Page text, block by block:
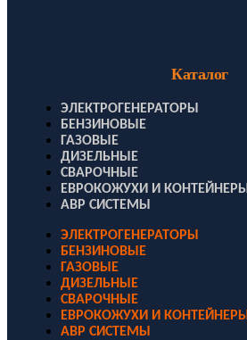
Каталог
ЭЛЕКТРОГЕНЕРАТОРЫ
БЕНЗИНОВЫЕ
ГАЗОВЫЕ
ДИЗЕЛЬНЫЕ
СВАРОЧНЫЕ
ЕВРОКОЖУХИ И КОНТЕЙНЕРЫ
АВР СИСТЕМЫ
ЭЛЕКТРОГЕНЕРАТОРЫ
БЕНЗИНОВЫЕ
ГАЗОВЫЕ
ДИЗЕЛЬНЫЕ
СВАРОЧНЫЕ
ЕВРОКОЖУХИ И КОНТЕЙНЕРЫ
АВР СИСТЕМЫ